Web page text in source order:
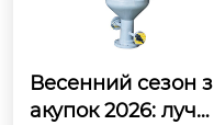
Весенний сезон з
акупок 2026: лучш